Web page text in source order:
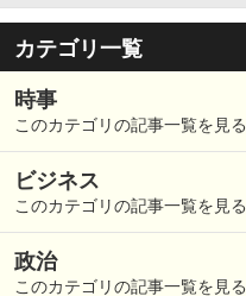
カテゴリ一覧
時事
このカテゴリの記事一覧を見る
ビジネス
このカテゴリの記事一覧を見る
政治
このカテゴリの記事一覧を見る